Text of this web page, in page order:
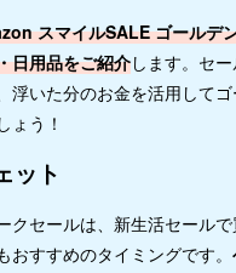
スマイルSALE ゴールデ
日用品をご紹介します。セ
浮いた分のお金を活用して
ょう！
ット
クセールは、新生活セール
おすすめのタイミングです。